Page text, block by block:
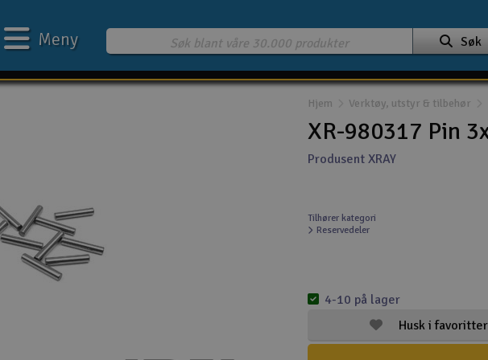
Søk
Meny
Hjem Verktøy, utstyr & tilbehør
XR-980317 Pin
Produsent XRAY
Tilhører kategori
Reservedeler
Husk i favoritter
4-10 på lager